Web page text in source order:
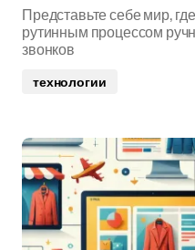
Представьте себе мир,
рутинным процессом
звонков
технологии